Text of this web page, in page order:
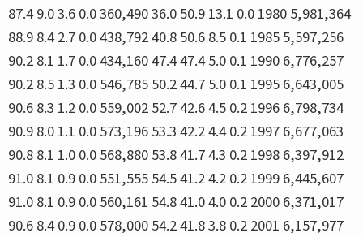
87.4 9.0 3.6 0.0 360,490 36.0 50.9 13.1 0.0 1980 5,981,364
88.9 8.4 2.7 0.0 438,792 40.8 50.6 8.5 0.1 1985 5,597,256
90.2 8.1 1.7 0.0 434,160 47.4 47.4 5.0 0.1 1990 6,776,257
90.2 8.5 1.3 0.0 546,785 50.2 44.7 5.0 0.1 1995 6,643,005
90.6 8.3 1.2 0.0 559,002 52.7 42.6 4.5 0.2 1996 6,798,734
90.9 8.0 1.1 0.0 573,196 53.3 42.2 4.4 0.2 1997 6,677,063
90.8 8.1 1.0 0.0 568,880 53.8 41.7 4.3 0.2 1998 6,397,912
91.0 8.1 0.9 0.0 551,555 54.5 41.2 4.2 0.2 1999 6,445,607
91.0 8.1 0.9 0.0 560,161 54.8 41.0 4.0 0.2 2000 6,371,017
90.6 8.4 0.9 0.0 578,000 54.2 41.8 3.8 0.2 2001 6,157,977